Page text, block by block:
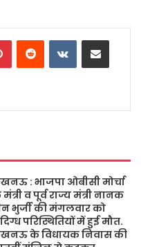
PinterestReddit VKontakteShare via Email
: भाजपा ओबीसी मोर्चा
व पूर्व राज्य मंत्री नानक
भुर्जी की मंगलवार को
परिस्थितियों में हुई मौत.
के विधायक निवास की